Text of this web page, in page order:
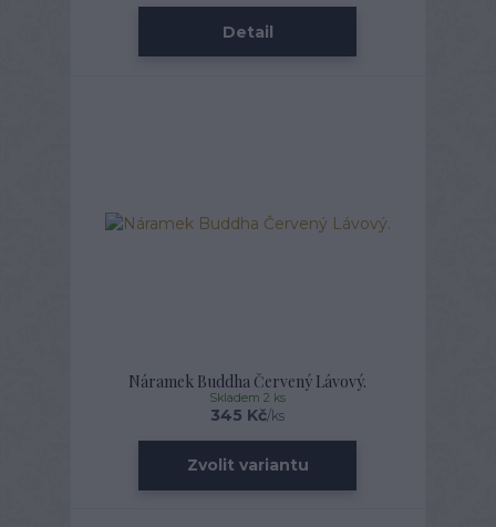
Detail
Náramek Buddha Červený Lávový.
345 Kč/ks
Skladem 2 ks
Zvolit variantu